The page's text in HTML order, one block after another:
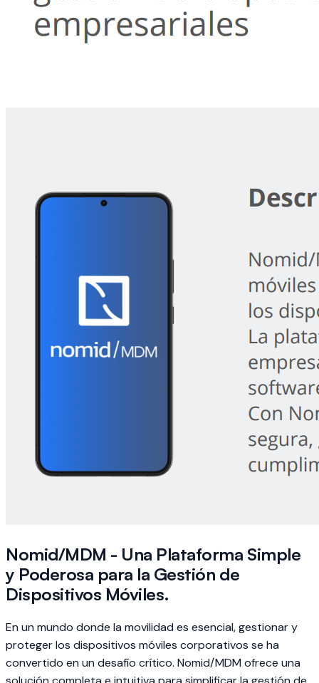
Nomid/MDM - Una Plataforma Simple
y Poderosa para la Gestión de
Dispositivos Móviles.
En un mundo donde la movilidad es esencial, gestionar y
proteger los dispositivos móviles corporativos se ha
convertido en un desafío crítico. Nomid/MDM ofrece una